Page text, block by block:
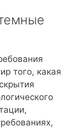
того, какая